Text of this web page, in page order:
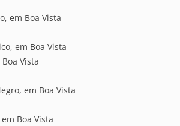
em Boa Vista
em Boa Vista
Vista
em Boa Vista
Boa Vista